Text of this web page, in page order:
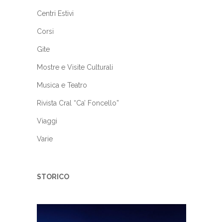
Centri Estivi
Corsi
Gite
Mostre e Visite Culturali
Musica e Teatro
Rivista Cral “Ca’ Foncello”
Viaggi
Varie
STORICO